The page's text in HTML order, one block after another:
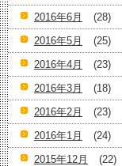
2016年6月
(28)
2016年5月
(25)
2016年4月
(23)
2016年3月
(18)
2016年2月
(23)
2016年1月
(24)
2015年12月
(22)